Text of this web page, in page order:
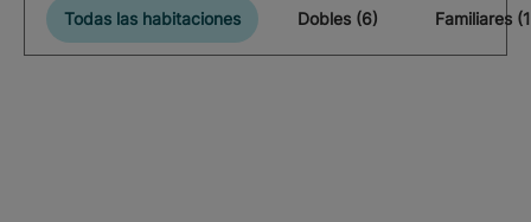
Todas las habitaciones Dobles (6) Familiares